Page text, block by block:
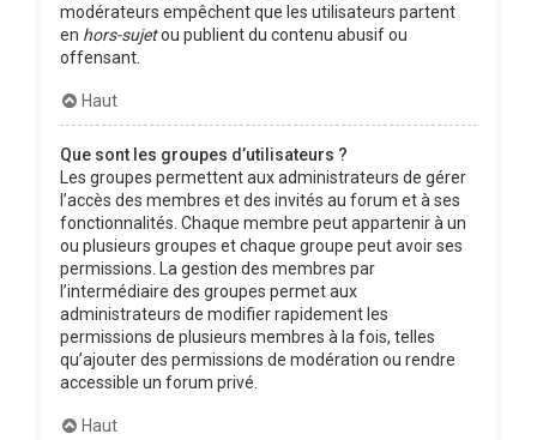
modérateurs empêchent que les utilisateurs partent
en hors-sujetou publient du contenu abusif ou
offensant.
Haut
Que sont les groupes d’utilisateurs ?
Les groupes permettent aux administrateurs de gérer
l’accès des membres et des invités au forum et à ses
fonctionnalités. Chaque membre peut appartenir à un
ou plusieurs groupes et chaque groupe peut avoir ses
permissions. La gestion des membres par
l’intermédiaire des groupes permet aux
administrateurs de modifier rapidement les
permissions de plusieurs membres à la fois, telles
qu’ajouter des permissions de modération ou rendre
accessible un forum privé.
Haut